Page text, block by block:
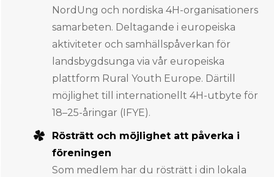
NordUng och nordiska 4H-organisationers
samarbeten. Deltagande i europeiska
aktiviteter och samhällspåverkan för
landsbygdsunga via vår europeiska
plattform Rural Youth Europe. Därtill
möjlighet till internationellt 4H-utbyte för
18–25-åringar (IFYE).
Rösträtt och möjlighet att påverka i
föreningen
Som medlem har du rösträtt i din lokala